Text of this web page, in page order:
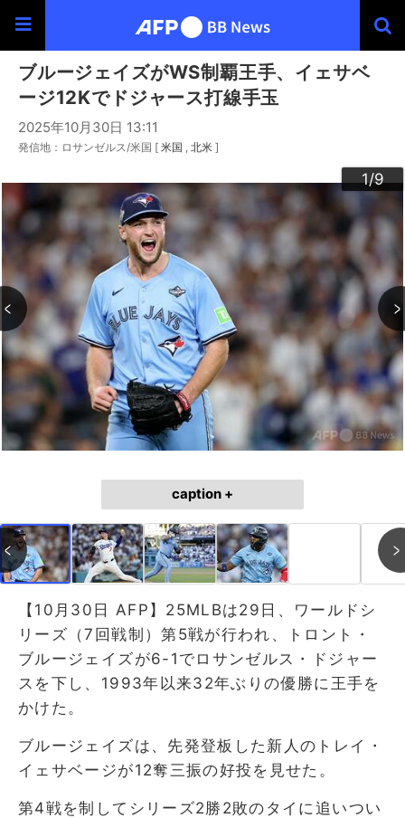
ブルージェイズがWS制覇王手、イェサベ
ージ12Kでドジャース打線手玉
2025年10月30日 13:11
発信地：ロサンゼルス/米国 [ 米国 北米 ]
1/9
2/9
3/9
4/9
5/9
6/9
7/9
8/9
9/9
caption +
【10月30日 AFP】25MLBは29日、ワールドシ
リーズ（7回戦制）第5戦が行われ、トロント・
ブルージェイズが6-1でロサンゼルス・ドジャー
スを下し、1993年以来32年ぶりの優勝に王手を
かけた。
ブルージェイズは、先発登板した新人のトレイ・
イェサベージが12奪三振の好投を見せた。
第4戦を制してシリーズ2勝2敗のタイに追いつい